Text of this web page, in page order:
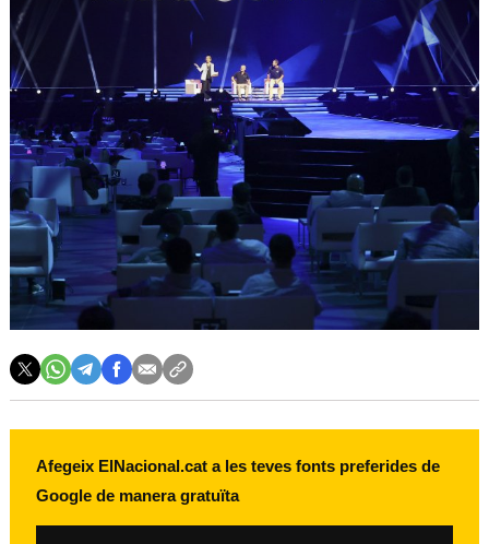
Afegeix ElNacional.cat a les teves fonts preferides de
Google de manera gratuïta